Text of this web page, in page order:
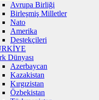
Avrupa Birliği
Birleşmiş Milletler
Nato
Amerika
Destekçileri
Dünyası
Azerbaycan
Kazakistan
Kırgızistan
Özbekistan